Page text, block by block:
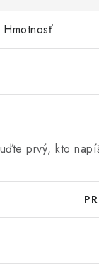
Hmotnosť
prvý, kto